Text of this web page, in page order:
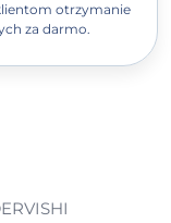
otrzymanie
za darmo.